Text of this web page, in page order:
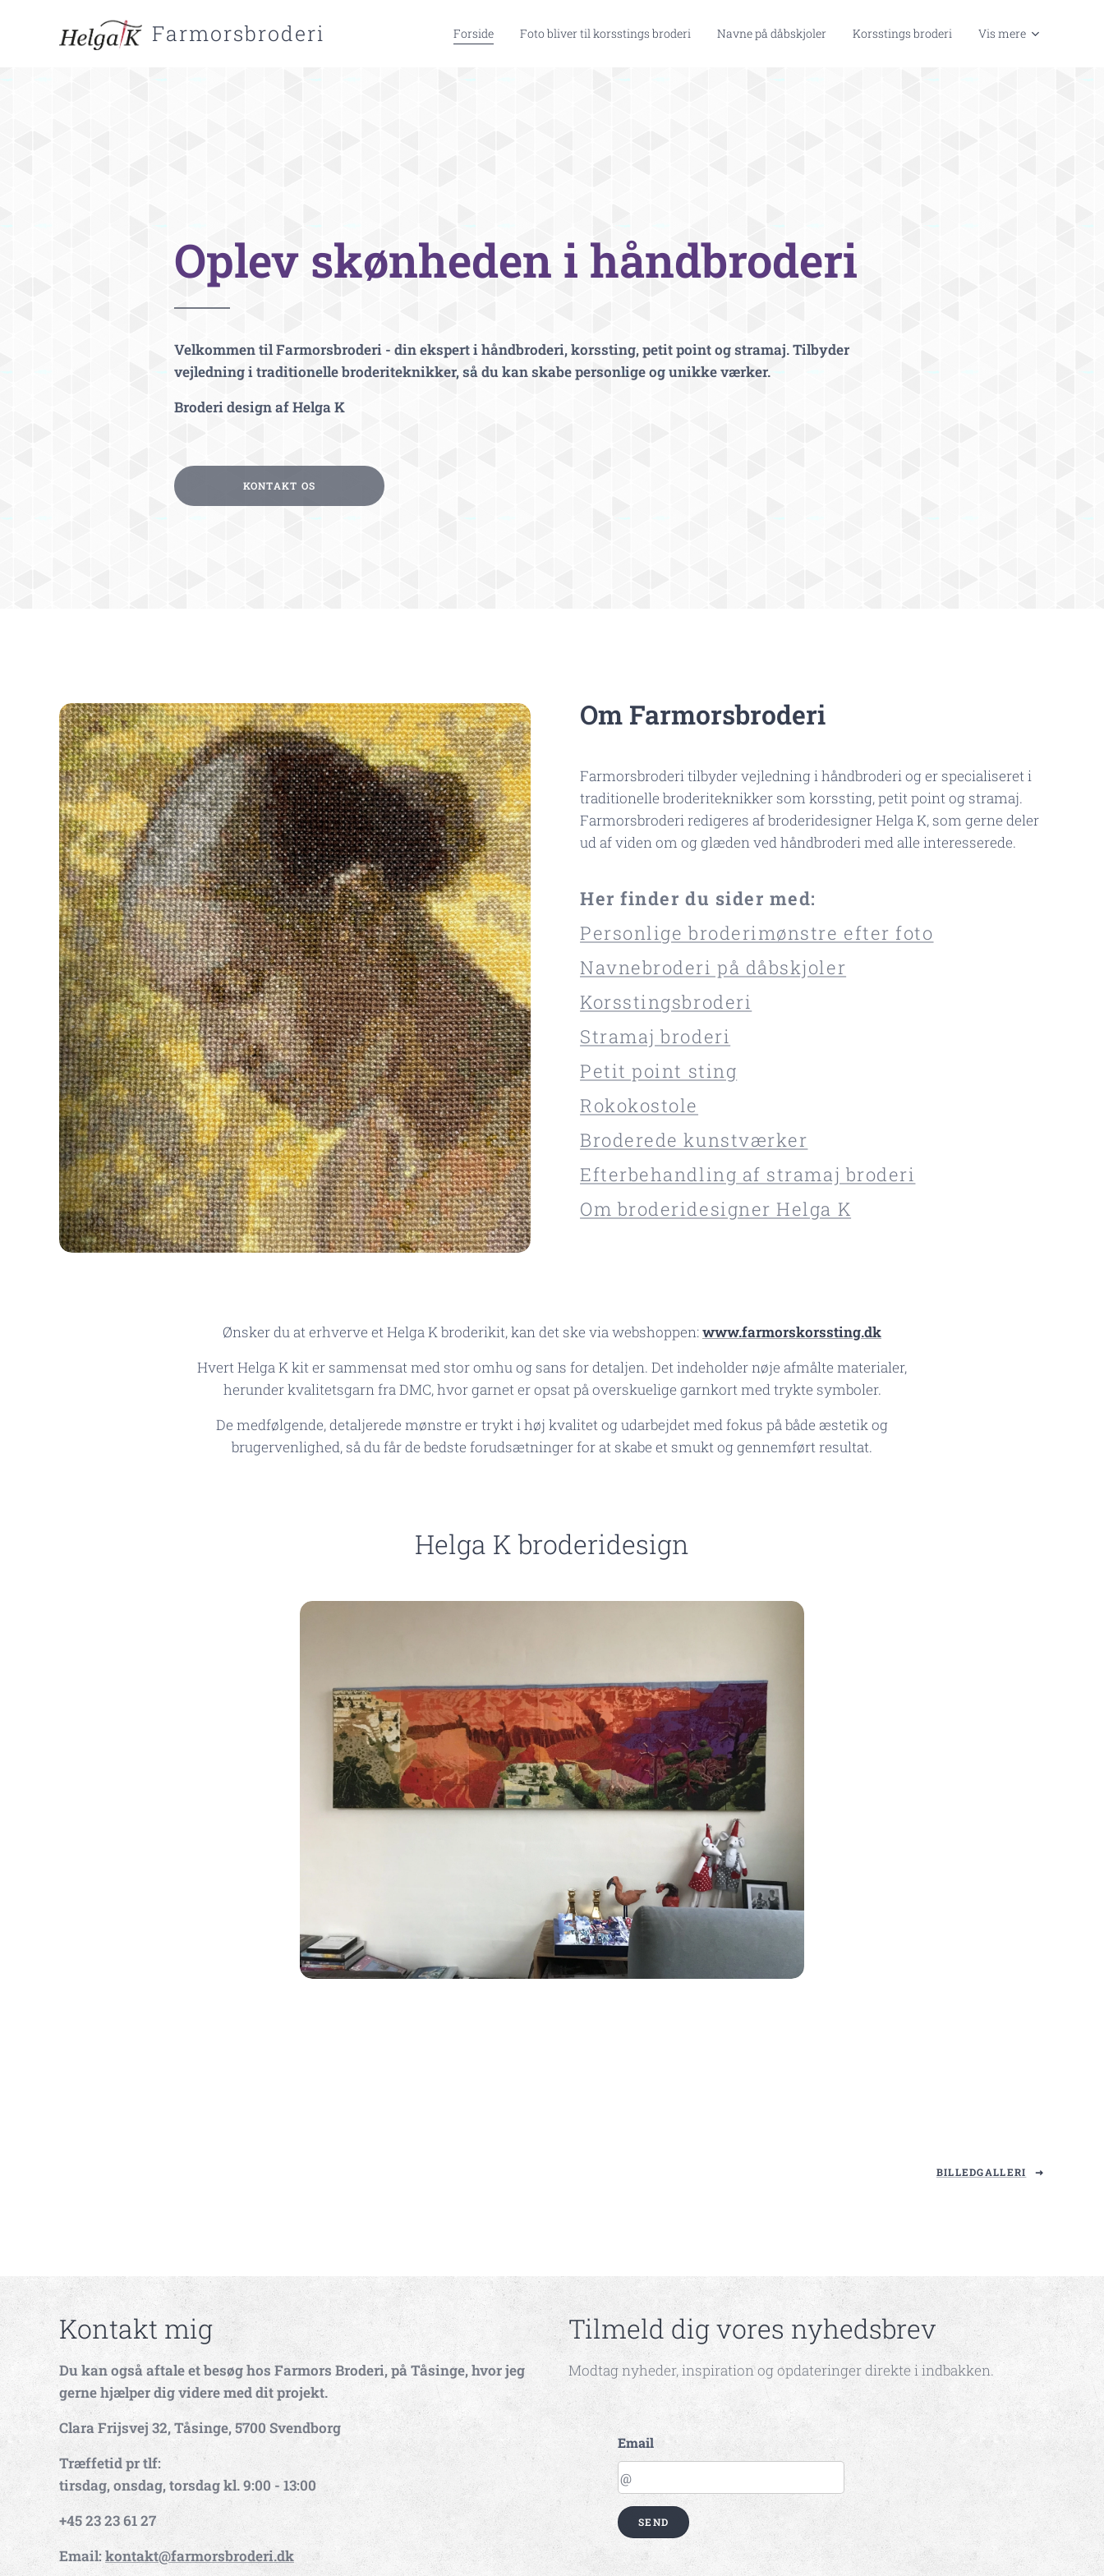
Farmorsbroderi Forside Foto bliver til korsstings broderi Navne på dåbskjoler Korsstings broderi Vis mere
Oplev skønheden i håndbroderi
Velkommen til Farmorsbroderi - din ekspert i håndbroderi, korssting, petit point og stramaj. Tilbyder
vejledning i traditionelle broderiteknikker, så du kan skabe personlige og unikke værker.
Broderi design af Helga K
KONTAKT OS
Om Farmorsbroderi
Farmorsbroderi tilbyder vejledning i håndbroderi og er specialiseret i
traditionelle broderiteknikker som korssting, petit point og stramaj.
Farmorsbroderi redigeres af broderidesigner Helga K, som gerne deler
ud af viden om og glæden ved håndbroderi med alle interesserede.
Her finder du sider med:
Personlige broderimønstre efter foto
Navnebroderi på dåbskjoler
Korsstingsbroderi
Stramaj broderi
Petit point sting
Rokokostole
Broderede kunstværker
Efterbehandling af stramaj broderi
Om broderidesigner Helga K
Ønsker du at erhverve et Helga K broderikit, kan det ske via webshoppen:www.farmorskorssting.dk
Hvert Helga K kit er sammensat med stor omhu og sans for detaljen. Det indeholder nøje afmålte materialer,
herunder kvalitetsgarn fra DMC, hvor garnet er opsat på overskuelige garnkort med trykte symboler.
De medfølgende, detaljerede mønstre er trykt i høj kvalitet og udarbejdet med fokus på både æstetik og
brugervenlighed, så du får de bedste forudsætninger for at skabe et smukt og gennemført resultat.
Helga K broderidesign
BILLEDGALLERI
Kontakt mig
Du kan også aftale et besøg hos Farmors Broderi, på Tåsinge, hvor jeg
gerne hjælper dig videre med dit projekt.
Clara Frijsvej 32, Tåsinge, 5700 Svendborg
Træffetid pr tlf:
tirsdag, onsdag, torsdag kl. 9:00 - 13:00
+45 23 23 61 27
Email:kontakt@farmorsbroderi.dk
Tilmeld dig vores nyhedsbrev
Modtag nyheder, inspiration og opdateringer direkte i indbakken.
Email
SEND